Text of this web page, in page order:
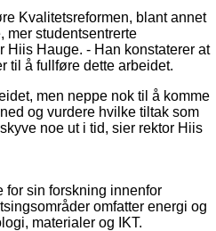
Kvalitetsreformen, blant annet
mer studentsentrerte
Hiis Hauge. - Han konstaterer at
til å fullføre dette arbeidet.
men neppe nok til å komme
og vurdere hvilke tiltak som
noe ut i tid, sier rektor Hiis
for sin forskning innenfor
omfatter energi og
materialer og IKT.